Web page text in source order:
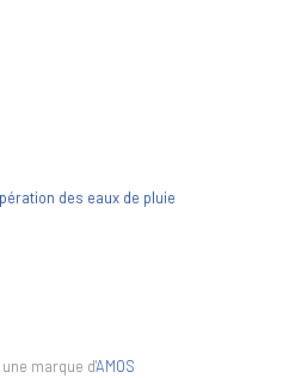
des eaux de pluie
marque d'AMOS